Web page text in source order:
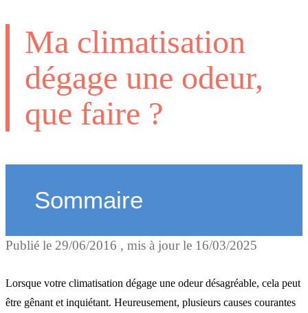
Ma climatisation
dégage une odeur,
que faire ?
Sommaire
Causes possibles des
mauvaises odeurs
Publié le 29/06/2016 , mis à jour le 16/03/2025
Lorsque votre climatisation dégage une odeur désagréable, cela peut
être gênant et inquiétant. Heureusement, plusieurs causes courantes